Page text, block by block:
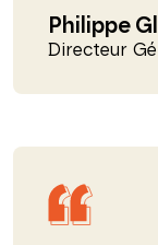
Philippe
Directeur